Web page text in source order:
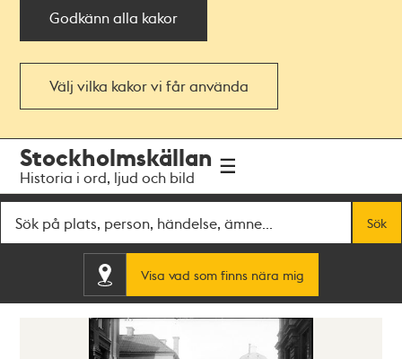
Godkänn alla kakor
Välj vilka kakor vi får använda
navigationen
huvudinnehållet
Stockholmskällan
Historia i ord, ljud och bild
Sök
Visa vad som finns nära mig